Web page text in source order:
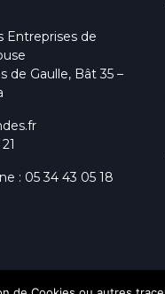
Entreprises de
de Gaulle, Bât 35 –
: 05 34 43 05 18